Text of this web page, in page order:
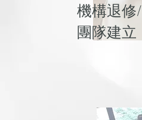
機構退修/
團隊建立